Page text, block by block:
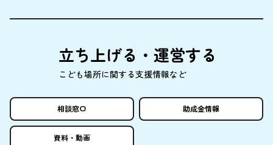
立ち上げる・ 運営する
こども場所に関する支援情報など
相談窓口 助成金情報
資料 ・ 動画